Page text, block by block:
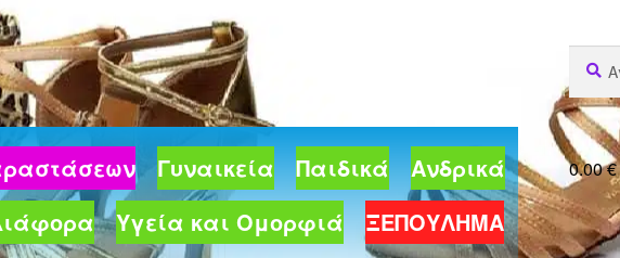
για:
Γυναικεία Παιδικά
Ανδρικά
Υγεία και Ομορφιά ΞΕΠΟΥΛΗΜΑ
0.00€